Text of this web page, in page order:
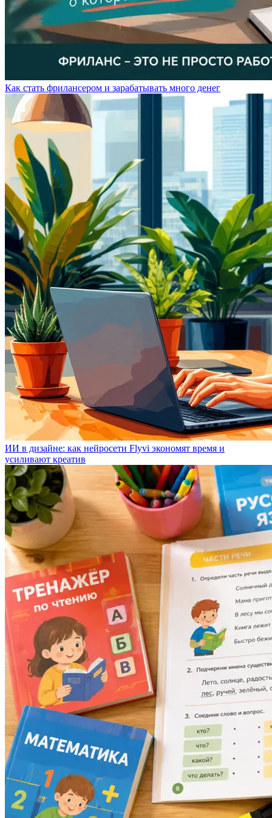
Как стать фрилансером и зарабатывать много денег
ИИ в дизайне: как нейросети Flyvi экономят время и
усиливают креатив